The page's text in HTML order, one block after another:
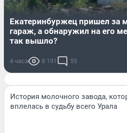
Екатеринбуржец пришел за
гараж, а обнаружил на его
так вышло?
4 часа 8 191 55
История молочного завода,
вплелась в судьбу всего Урала